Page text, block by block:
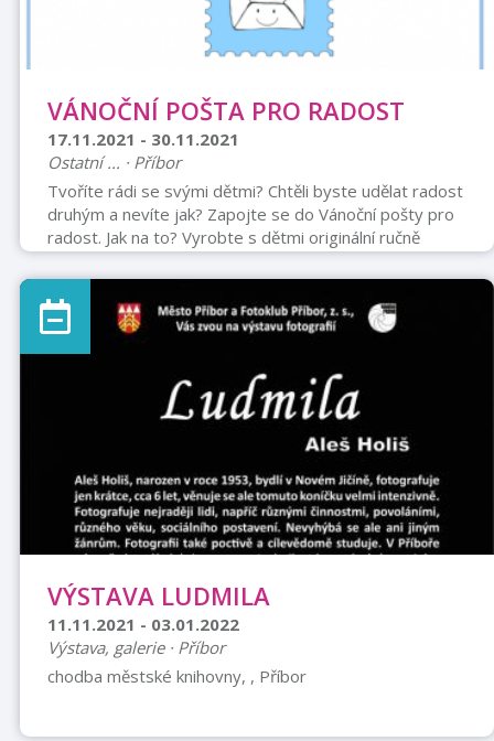
VÁNOČNÍ POŠTA PRO RADOST
17.11.2021 - 30.11.2021
Ostatní ... · Příbor
Tvoříte rádi se svými dětmi? Chtěli byste udělat radost
druhým a nevíte jak? Zapojte se do Vánoční pošty pro
radost. Jak na to? Vyrobte s dětmi originální ručně
psané přání a odevzdejte ho v TIC Příbor.
VÝSTAVA LUDMILA
11.11.2021 - 03.01.2022
Výstava, galerie · Příbor
chodba městské knihovny, , Příbor